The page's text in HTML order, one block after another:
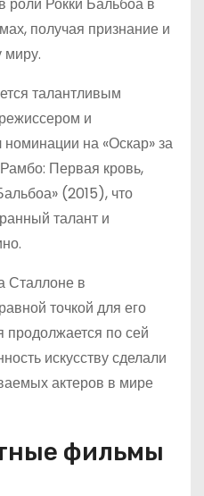
получая признание и
миру.
талантливым
и
на «Оскар» за
Первая кровь,
(2015), что
талант и
Сталлоне в
точкой для его
продолжается по сей
искусству сделали
актеров в мире
фильмы